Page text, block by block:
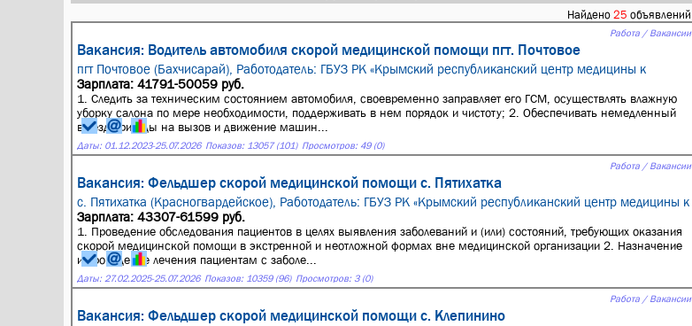
Найдено 25 объявлений
Работа / Вакансии
Вакансия: Водитель автомобиля скорой медицинской помощи пгт. Почтовое
пгт Почтовое (Бахчисарай), Работодатель: ГБУЗ РК «Крымский республиканский центр медицины к
Зарплата: 41791-50059 руб.
1. Следить за техническим состоянием автомобиля, своевременно заправляет его ГСМ, осуществлять влажную
уборку салона по мере необходимости, поддерживать в нем порядок и чистоту; 2. Обеспечивать немедленный
выезд бригады на вызов и движение машин...
Даты: 01.12.2023-25.07.2026 Показов: 13057 (101) Просмотров: 49 (0)
Работа / Вакансии
Вакансия: Фельдшер скорой медицинской помощи с. Пятихатка
с. Пятихатка (Красногвардейское), Работодатель: ГБУЗ РК «Крымский республиканский центр медицины к
Зарплата: 43307-61599 руб.
1. Проведение обследования пациентов в целях выявления заболеваний и (или) состояний, требующих оказания
скорой медицинской помощи в экстренной и неотложной формах вне медицинской организации 2. Назначение
и проведение лечения пациентам с заболе...
Даты: 27.02.2025-25.07.2026 Показов: 10359 (96) Просмотров: 3 (0)
Работа / Вакансии
Вакансия: Фельдшер скорой медицинской помощи с. Клепинино